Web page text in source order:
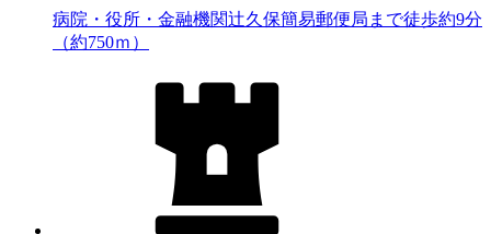
病院・役所・金融機関辻久保簡易郵便局まで徒歩約9分
（約750ｍ）